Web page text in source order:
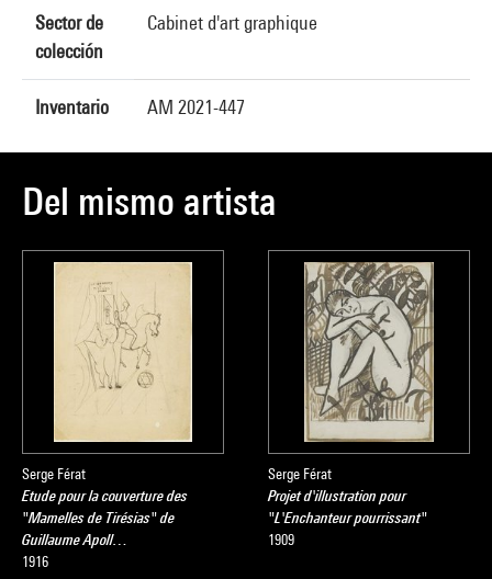
Sector de
colección
Cabinet d'art graphique
Inventario AM 2021-447
Del mismo artista
Serge Férat
Etude pour la couverture des
"Mamelles de Tirésias" de
Guillaume Apoll…
1916
Serge Férat
Projet d'illustration pour
"L'Enchanteur pourrissant"
1909